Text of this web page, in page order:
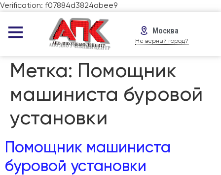
Verification: f07884d3824abee9
Москва
Не верный город?
Метка: Помощник
машиниста буровой
установки
Помощник машиниста
буровой установки